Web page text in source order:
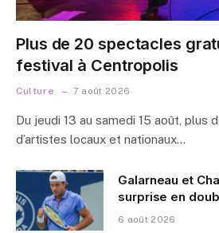
Plus de 20 spectacles
festival à Centropolis
Culture 7 août 2026
Du jeudi 13 au samedi 15 août, plus
d’artistes locaux et nationaux…
Galarneau et
surprise en
6 août 2026